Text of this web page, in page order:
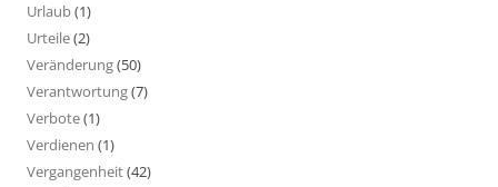
Urlaub(1)
Urteile(2)
Veränderung(50)
Verantwortung(7)
Verbote(1)
Verdienen (1)
Vergangenheit(42)